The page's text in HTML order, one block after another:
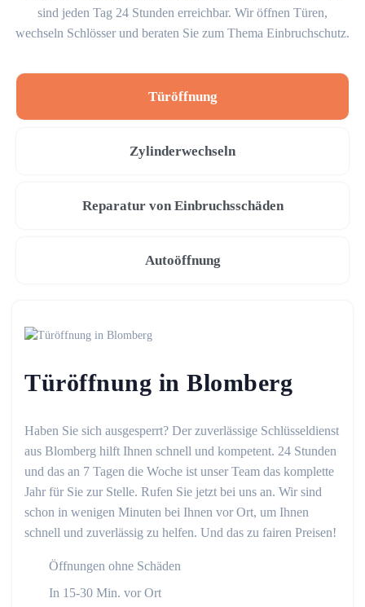
sind jeden Tag 24 Stunden erreichbar. Wir öffnen Türen,
wechseln Schlösser und beraten Sie zum Thema Einbruchschutz.
Türöffnung
Zylinderwechseln
Reparatur von Einbruchsschäden
Autoöffnung
Türöffnung in Blomberg
Haben Sie sich ausgesperrt? Der zuverlässige Schlüsseldienst
aus Blomberg hilft Ihnen schnell und kompetent. 24 Stunden
und das an 7 Tagen die Woche ist unser Team das komplette
Jahr für Sie zur Stelle. Rufen Sie jetzt bei uns an. Wir sind
schon in wenigen Minuten bei Ihnen vor Ort, um Ihnen
schnell und zuverlässig zu helfen. Und das zu fairen Preisen!
Öffnungen ohne Schäden
In 15-30 Min. vor Ort